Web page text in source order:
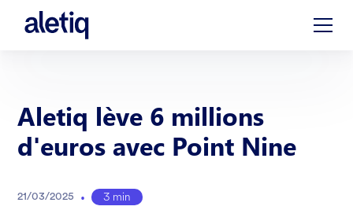
Aletiq lève 6 millions
d'euros avec Point Nine
21/03/2025 • 3 min